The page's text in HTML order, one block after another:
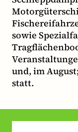
sowie
und, im
statt.